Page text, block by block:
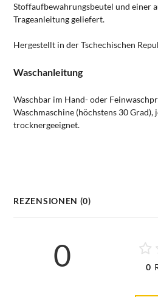
Stoffaufbewahrungsbeutel und einer
Trageanleitung geliefert.
Hergestellt in der Tschechischen
Waschanleitung
Waschbar im Hand- oder
Waschmaschine (höchstens 30 Grad),
trocknergeeignet.
REZENSIONEN (0)
0 0